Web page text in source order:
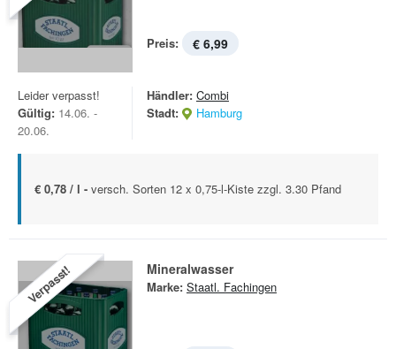
Preis: € 6,99
Leider verpasst!
Gültig: 14.06. -
20.06.
Händler: Combi
Stadt:
Hamburg
€ 0,78 / l - versch. Sorten 12 x 0,75-l-Kiste zzgl. 3.30 Pfand
Verpasst! Mineralwasser
Marke: Staatl. Fachingen